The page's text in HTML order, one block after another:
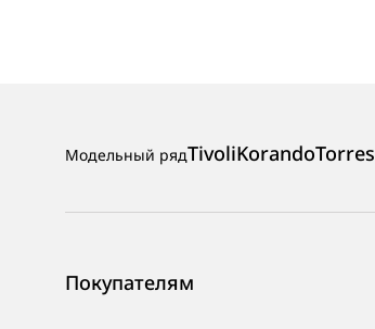
Модельный рядTivoliKorandoTorres
Покупателям